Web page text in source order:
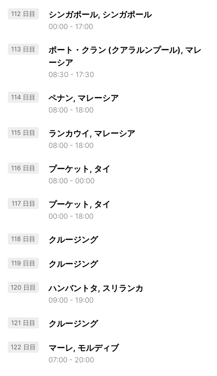
112 日目 シンガポール, シンガポール
00:00 - 17:00
113 日目
ポート・クラン (クアラルンプール), マレ
ーシア
08:30 - 17:30
114 日目 ペナン, マレーシア
08:00 - 18:00
115 日目 ランカウイ, マレーシア
08:00 - 18:00
116 日目 プーケット, タイ
08:00 - 00:00
117 日目 プーケット, タイ
00:00 - 18:00
118 日目 クルージング
119 日目 クルージング
120 日目 ハンバントタ, スリランカ
09:00 - 19:00
121 日目 クルージング
122 日目 マーレ, モルディブ
07:00 - 20:00